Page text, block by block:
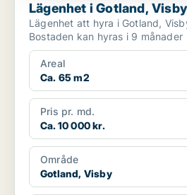
Lägenhet i Gotland, Visby
Lägenhet att hyra i Gotland, Visby Bostaden har 2
Bostaden kan hyras i 9 månader
Areal
Ca. 65 m2
Pris pr. md.
Ca. 10 000 kr.
Område
Gotland, Visby